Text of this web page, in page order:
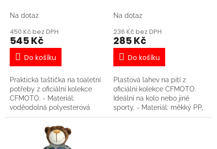
Na dotaz
450 Kč bez DPH
545 Kč
Do košíku
Praktická taštička na toaletní
potřeby z oficiální kolekce
CFMOTO. - Materiál:
voděodolná polyesterová
tkanina 630D s SBS zipem -
Samostataná odnímatelná
kapsa pro mokré věci -
Háček pro zavěšení
Na dotaz
236 Kč bez DPH
285 Kč
Do košíku
Plastová lahev na pití z
oficiální kolekce CFMOTO.
Ideální na kolo nebo jiné
sporty. - Materiál: měkký PP,
víčko z PVC - Ultralehký